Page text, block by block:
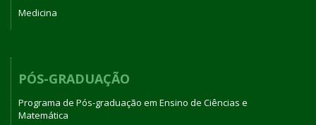
Medicina
PÓS-GRADUAÇÃO
Programa de Pós-graduação em Ensino de Ciências e
Matemática